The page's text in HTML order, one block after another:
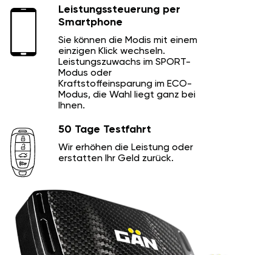
Leistungssteuerung per
Smartphone
Sie können die Modis mit einem
einzigen Klick wechseln.
Leistungszuwachs im SPORT-
Modus oder
Kraftstoffeinsparung im ECO-
Modus, die Wahl liegt ganz bei
Ihnen.
50 Tage Testfahrt
Wir erhöhen die Leistung oder
erstatten Ihr Geld zurück.